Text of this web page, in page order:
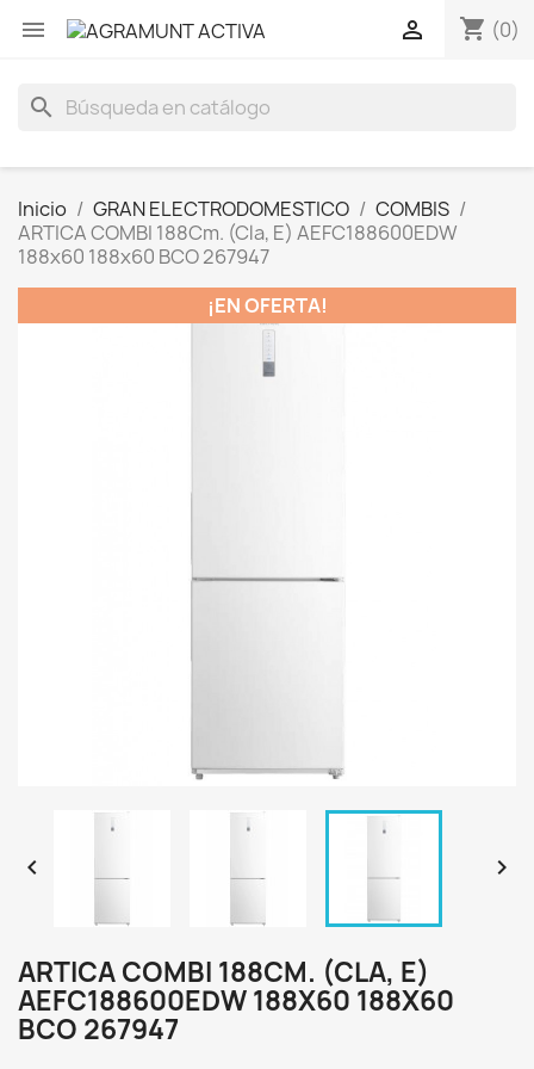
 shopping_cart (0)

search
Inicio GRAN ELECTRODOMESTICO
COMBIS
ARTICA COMBI 188Cm. (Cla, E) AEFC188600EDW
188x60 188x60 BCO 267947
¡EN OFERTA!
 
ARTICA COMBI 188CM. (CLA, E)
AEFC188600EDW 188X60 188X60
BCO 267947